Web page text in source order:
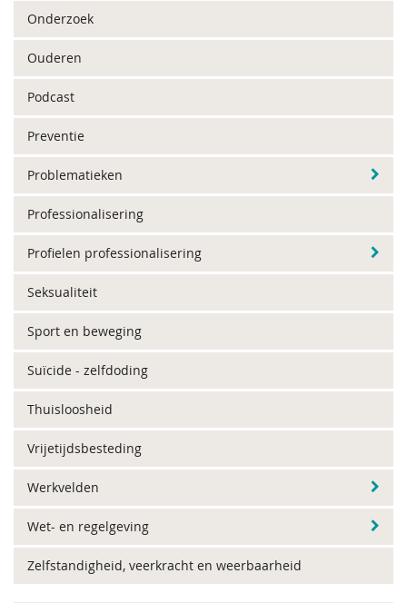
Onderzoek
Ouderen
Podcast
Preventie
Problematieken
Professionalisering
Profielen professionalisering
Seksualiteit
Sport en beweging
Suïcide - zelfdoding
Thuisloosheid
Vrijetijdsbesteding
Werkvelden
Wet- en regelgeving
Zelfstandigheid, veerkracht en weerbaarheid